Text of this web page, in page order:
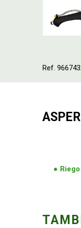
Ref.
Riego